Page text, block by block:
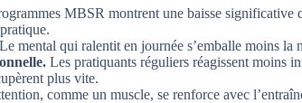
MBSR montrent une baisse significative
Le mental qui ralentit en journée s’emballe moins la
Les pratiquants réguliers réagissent moins
plus vite.
comme un muscle, se renforce avec